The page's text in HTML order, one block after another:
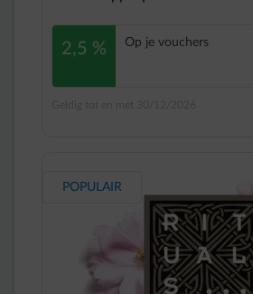
2,5 % Op je vouchers
POPULAIR